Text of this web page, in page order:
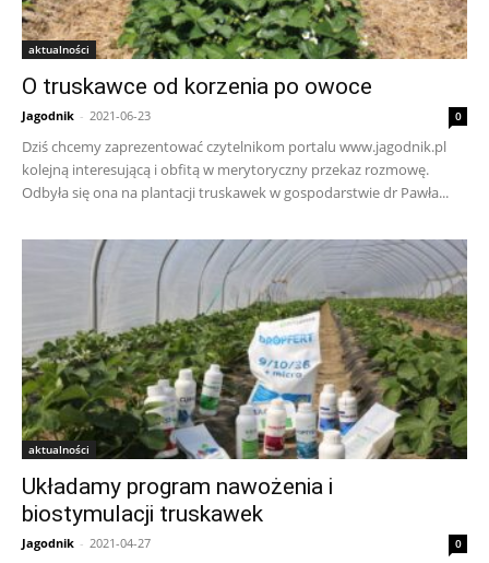
aktualności
O truskawce od korzenia po owoce
Jagodnik - 2021-06-23 0
Dziś chcemy zaprezentować czytelnikom portalu www.jagodnik.pl
kolejną interesującą i obfitą w merytoryczny przekaz rozmowę.
Odbyła się ona na plantacji truskawek w gospodarstwie dr Pawła...
aktualności
Układamy program nawożenia i
biostymulacji truskawek
Jagodnik - 2021-04-27 0